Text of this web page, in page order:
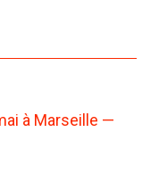
à Marseille —